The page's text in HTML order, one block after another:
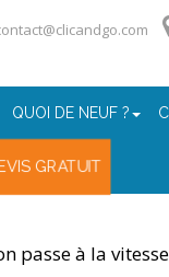
QUOI DE NEUF ?
GRATUIT
passe à la